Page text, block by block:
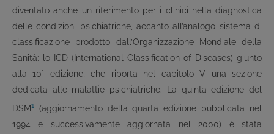
diventato anche un riferimento per i clinici nella diagnostica
delle condizioni psichiatriche, accanto all’analogo sistema di
classificazione prodotto dall’Organizzazione Mondiale della
Sanità: lo ICD (International Classification of Diseases) giunto
alla 10° edizione, che riporta nel capitolo V una sezione
dedicata alle malattie psichiatriche. La quinta edizione del
DSM1 (aggiornamento della quarta edizione pubblicata nel
1994 e successivamente aggiornata nel 2000) è stata